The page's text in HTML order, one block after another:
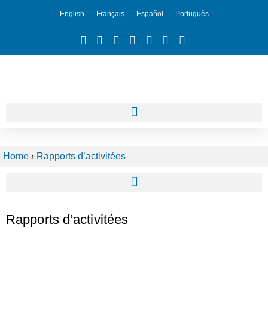
English Français Español Português
Home › Rapports d’activitées
Rapports d’activitées